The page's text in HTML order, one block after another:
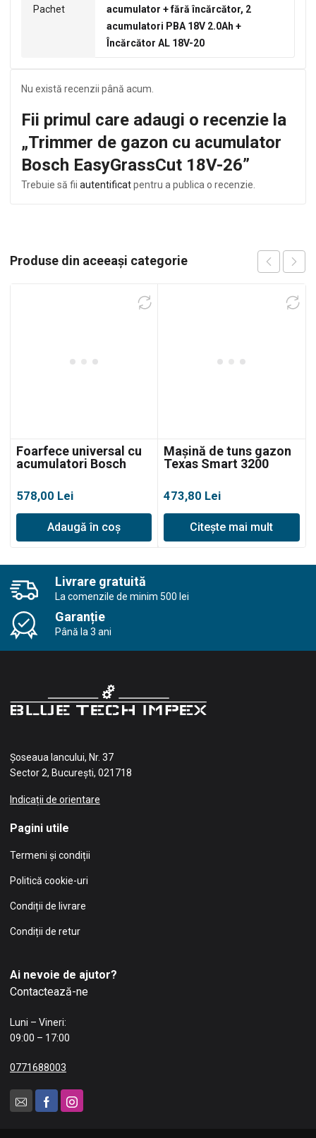
Pachet
acumulator + fără încărcător, 2
acumulatori PBA 18V 2.0Ah +
Încărcător AL 18V-20
Nu există recenzii până acum.
Fii primul care adaugi o recenzie la
„Trimmer de gazon cu acumulator
Bosch EasyGrassCut 18V-26”
Trebuie să fii autentificatpentru a publica o recenzie.
Produse din aceeași categorie
Foarfece universal cu
acumulatori Bosch
578,00 Lei
Adaugă în coș
Mașină de tuns gazon
Texas Smart 3200
473,80 Lei
Citește mai mult
Livrare gratuită
La comenzile de minim 500 lei
Garanție
Până la 3 ani
Șoseaua Iancului, Nr. 37
Sector 2, București, 021718
Indicații de orientare
Pagini utile
Termeni și condiții
Politică cookie-uri
Condiții de livrare
Condiții de retur
Ai nevoie de ajutor?
Contactează-ne
Luni – Vineri:
09:00 – 17:00
0771688003